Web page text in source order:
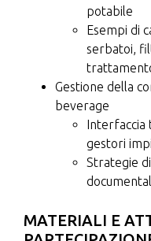
potabile
Esempi di
serbatoi,
Gestione della
beverage
Interfaccia
gestori
Strategie
MATERIALI E